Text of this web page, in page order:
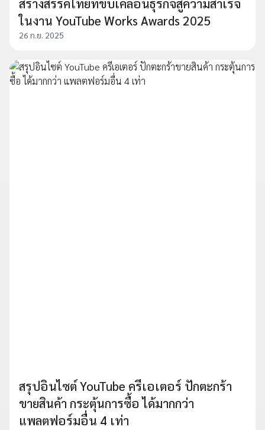
สร้างสรรค์ไทยที่ขับเคลื่อนธุรกิจสู่ความสำเร็จ
ในงาน YouTube Works Awards 2025
26 ก.ย. 2025
สรุปอินไซต์ YouTube ครีเอเตอร์ ปักตะกร้า
ขายสินค้า กระตุ้นการซื้อ ได้มากกว่า
แพลตฟอร์มอื่น 4 เท่า